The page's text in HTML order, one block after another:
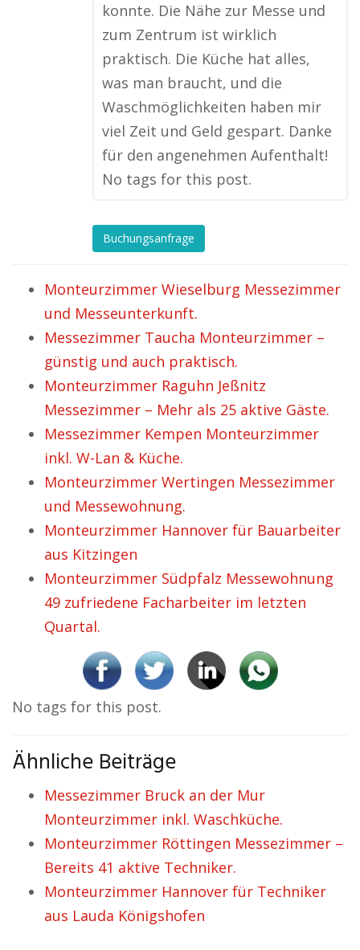
konnte. Die Nähe zur Messe und
zum Zentrum ist wirklich
praktisch. Die Küche hat alles,
was man braucht, und die
Waschmöglichkeiten haben mir
viel Zeit und Geld gespart. Danke
für den angenehmen Aufenthalt!
No tags for this post.
Buchungsanfrage
Monteurzimmer Wieselburg Messezimmer
und Messeunterkunft.
Messezimmer Taucha Monteurzimmer –
günstig und auch praktisch.
Monteurzimmer Raguhn Jeßnitz
Messezimmer – Mehr als 25 aktive Gäste.
Messezimmer Kempen Monteurzimmer
inkl. W-Lan & Küche.
Monteurzimmer Wertingen Messezimmer
und Messewohnung.
Monteurzimmer Hannover für Bauarbeiter
aus Kitzingen
Monteurzimmer Südpfalz Messewohnung
49 zufriedene Facharbeiter im letzten
Quartal.
No tags for this post.
Ähnliche Beiträge
Messezimmer Bruck an der Mur
Monteurzimmer inkl. Waschküche.
Monteurzimmer Röttingen Messezimmer –
Bereits 41 aktive Techniker.
Monteurzimmer Hannover für Techniker
aus Lauda Königshofen